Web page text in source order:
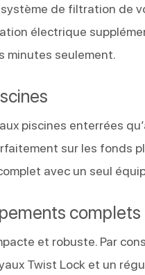
de filtration de
électrique
minutes seulement.
piscines enterrées
sur les
avec un seul
complets
et robuste. Par
Twist Lock et un